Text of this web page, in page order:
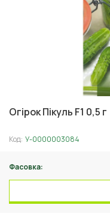
Огірок Пікуль F1 0,5 г
Код: У-0000003084
Фасовка: